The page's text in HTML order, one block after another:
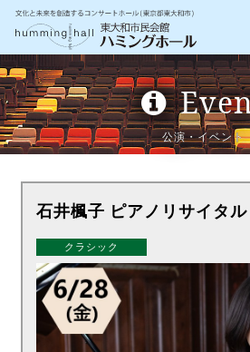
公演・イベント
石井楓子 ピアノリサイタル
クラシック